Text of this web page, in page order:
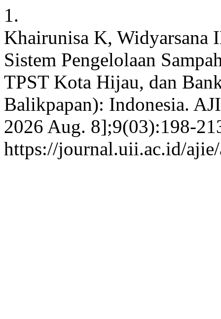
1.
Khairunisa K, Widyarsana
Sistem Pengelolaan
TPST Kota Hijau, dan
Balikpapan): Indonesia.
2026 Aug. 8];9(03):198-
https://journal.uii.ac.id/